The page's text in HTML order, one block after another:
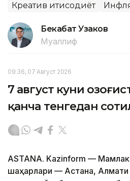
Креатив иқтисодиёт
Бекабат Узаков
Муаллиф
09:36, 07 Август 2026
7 август куни
қанча тенгедан
ASTANA. Kazinform —
шаҳарлари — Астана, Алмати